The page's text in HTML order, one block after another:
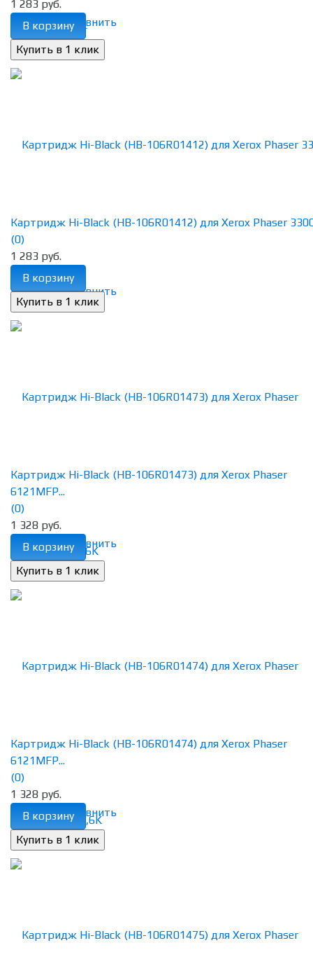
избранное сравнить
1 283 руб.
В корзину
избранное сравнить
Картридж Hi-Black (HB-106R01412) для Xerox Phaser
(0)
1 283 руб.
В корзину
избранное сравнить
Картридж Hi-Black (HB-106R01473) для Xerox Phaser
6121MFP...
(0)
1 328 руб.
В корзину
избранное сравнить
Картридж Hi-Black (HB-106R01474) для Xerox Phaser
6121MFP...
(0)
1 328 руб.
В корзину